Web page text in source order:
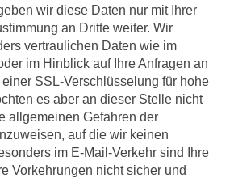
wir diese Daten nur mit Ihrer
an Dritte weiter. Wir
vertraulichen Daten wie im
im Hinblick auf Ihre Anfragen an
SSL-Verschlüsselung für hohe
es aber an dieser Stelle nicht
allgemeinen Gefahren der
auf die wir keinen
im E-Mail-Verkehr sind Ihre
Vorkehrungen nicht sicher und